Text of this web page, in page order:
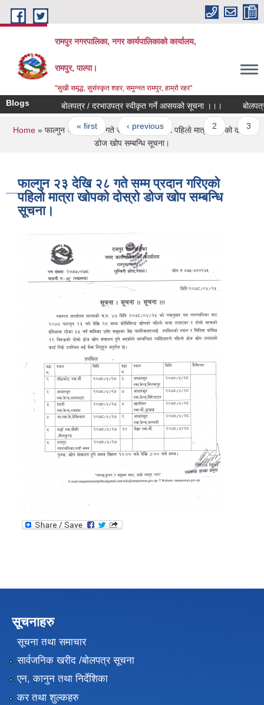
Skip to main content
रामपुर नगरपालिका, नगर कार्यपालिकाको कार्यालय,
रामपुर, पाल्पा।
"सुखी समृद्ध, सुसंस्कृत शहर, समुन्नत रामपुर, हाम्रो रहर"
Blogs बोलपत्र / दरभाउपत्र स्वीकृत गर्ने आसयको सूचना ।।। बोलपत्र
Pages
« first ‹ previous … 2 3
You are here
Home » फाल्गुन २३ देखि २८ गते सम्म प्रदान गरिएको पहिलो मात्रा खोपको दोस्रो
डोज खोप सम्बन्धि सूचना।
फाल्गुन २३ देखि २८ गते सम्म प्रदान गरिएको
पहिलो मात्रा खोपको दोस्रो डोज खोप सम्बन्धि
सूचना।
सूचनाहरु
सूचना तथा समाचार
सार्वजनिक खरीद /बोलपत्र सूचना
एन, कानुन तथा निर्देशिका
कर तथा शुल्कहरु